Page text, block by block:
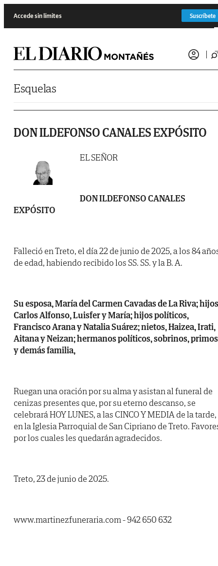
Accede sin límites Suscríbete
Esquelas
DON ILDEFONSO CANALES EXPÓSITO
EL SEÑOR
DON ILDEFONSO CANALES
EXPÓSITO
Falleció en Treto, el día 22 de junio de 2025, a los 84
de edad, habiendo recibido los SS. SS. y la B. A.
Su esposa, María del Carmen Cavadas de La Riva;
Carlos Alfonso, Luisfer y María; hijos políticos,
Francisco Arana y Natalia Suárez; nietos, Haizea, Irati,
Aitana y Neizan; hermanos políticos, sobrinos, primos
y demás familia,
Ruegan una oración por su alma y asistan al funeral de
cenizas presentes que, por su eterno descanso, se
celebrará HOY LUNES, a las CINCO Y MEDIA de la tarde,
en la Iglesia Parroquial de San Cipriano de Treto.
por los cuales les quedarán agradecidos.
Treto, 23 de junio de 2025.
www.martinezfuneraria.com - 942 650 632